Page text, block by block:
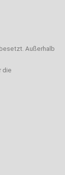
Außerhalb
die